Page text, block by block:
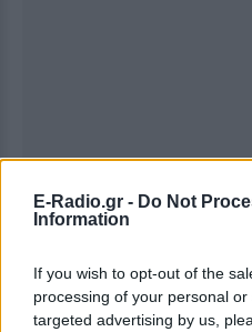
E-Radio.gr - Do Not
Information
If you wish to opt-out of the
processing of your personal
targeted advertising by us,